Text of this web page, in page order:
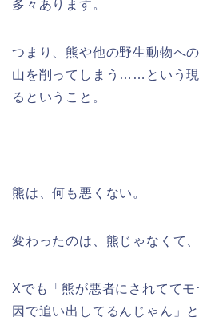
多々あります。
つまり、熊や他の野生動物へ
山を削ってしまう……という
るということ。
熊は、何も悪くない。
変わったのは、熊じゃなくて
Xでも「熊が悪者にされてて
因で追い出してるんじゃん」